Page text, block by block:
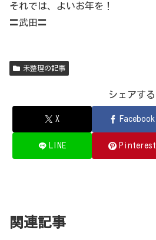
それでは、よいお年を！
〓武田〓
未整理の記事
シェアする
X Facebook
LINE Pinterest
関連記事